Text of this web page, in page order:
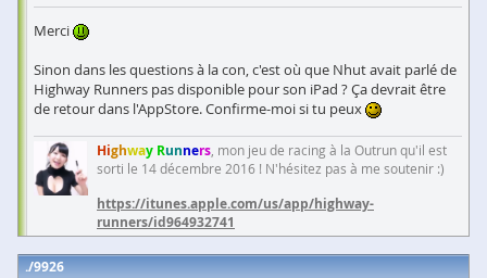
Merci
Sinon dans les questions à la con, c'est où que Nhut avait parlé de
Highway Runners pas disponible pour son iPad ? Ça devrait être
de retour dans l'AppStore. Confirme-moi si tu peux
Highway Runners, mon jeu de racing à la Outrun qu'il est
sorti le 14 décembre 2016 ! N'hésitez pas à me soutenir :)
https://itunes.apple.com/us/app/highway-
runners/id964932741
9926